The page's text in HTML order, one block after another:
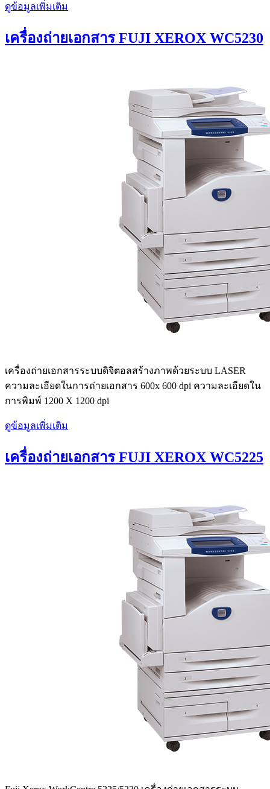
ดูข้อมูลเพิ่มเติม
เครื่องถ่ายเอกสาร FUJI XEROX WC5230
เครื่องถ่ายเอกสารระบบดิจิตอลสร้างภาพด้วยระบบ LASER
ความละเอียดในการถ่ายเอกสาร 600x 600 dpi ความละเอียดใน
การพิมพ์ 1200 X 1200 dpi
ดูข้อมูลเพิ่มเติม
เครื่องถ่ายเอกสาร FUJI XEROX WC5225